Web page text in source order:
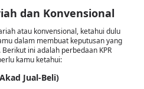
dan Konvensional
atau konvensional, ketahui dulu
dalam membuat keputusan yang
ini adalah perbedaan KPR
kamu ketahui:
Jual-Beli)